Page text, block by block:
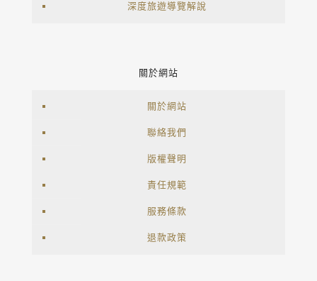
深度旅遊導覽解說
關於網站
關於網站
聯絡我們
版權聲明
責任規範
服務條款
退款政策